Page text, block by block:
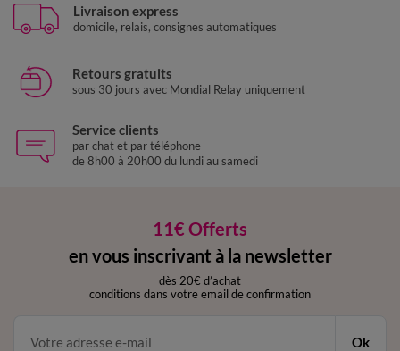
Livraison express
domicile, relais, consignes automatiques
Retours gratuits
sous 30 jours avec Mondial Relay uniquement
Service clients
par chat et par téléphone
de 8h00 à 20h00 du lundi au samedi
11€ Offerts
en vous inscrivant à la newsletter
dès 20€ d’achat
conditions dans votre email de confirmation
Ok